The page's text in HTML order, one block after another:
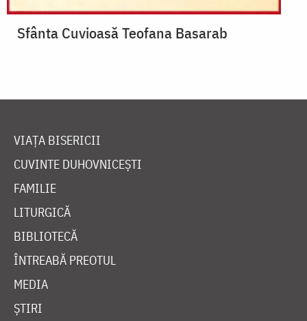
Sfânta Cuvioasă Teofana Basarab
VIAȚA BISERICII
CUVINTE DUHOVNICEȘTI
FAMILIE
LITURGICĂ
BIBLIOTECĂ
ÎNTREABĂ PREOTUL
MEDIA
ȘTIRI